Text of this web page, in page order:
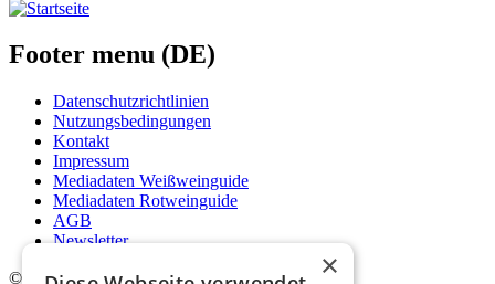
Footer menu (DE)
Datenschutzrichtlinien
Nutzungsbedingungen
Kontakt
Impressum
Mediadaten Weißweinguide
Mediadaten Rotweinguide
AGB
Newsletter
© 2026. Alle Rechte vorbehalten. ×